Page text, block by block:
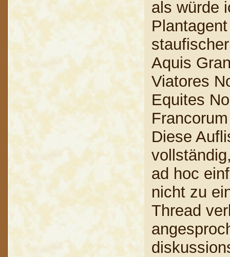
als würde
Aquis
Viatores
Equites
Diese
ad hoc
nicht zu
Thread